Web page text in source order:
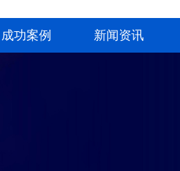
成功案例 新闻资讯